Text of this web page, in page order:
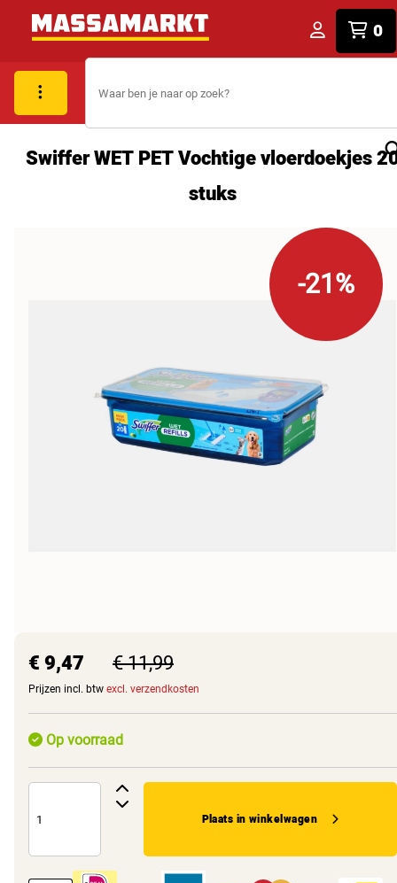
0
Swiffer WET PET Vochtige vloerdoekjes
stuks
-21%
€ 9,47 € 11,99
Prijzen incl. btw excl. verzendkosten
Op voorraad
Plaats in winkelwagen